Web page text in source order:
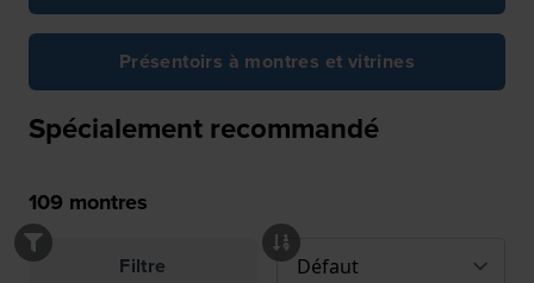
Présentoirs à montres et vitrines
Spécialement recommandé
109 montres
Filtre